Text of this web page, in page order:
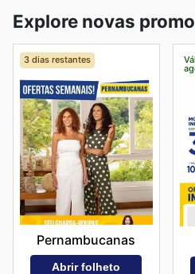
Explore novas
3 dias restantes
Pernambucanas
Abrir folheto